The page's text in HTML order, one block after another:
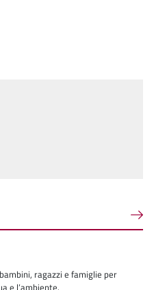
ragazzi e famiglie per